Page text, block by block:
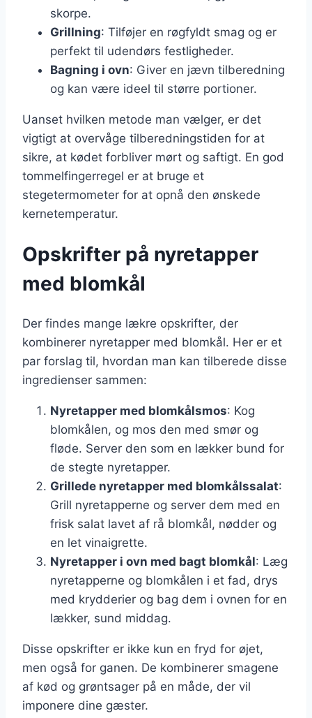
skorpe.
Grillning: Tilføjer en røgfyldt smag og er
perfekt til udendørs festligheder.
Bagning i ovn: Giver en jævn tilberedning
og kan være ideel til større portioner.
Uanset hvilken metode man vælger, er det
vigtigt at overvåge tilberedningstiden for at
sikre, at kødet forbliver mørt og saftigt. En god
tommelfingerregel er at bruge et
stegetermometer for at opnå den ønskede
kernetemperatur.
Opskrifter på nyretapper
med blomkål
Der findes mange lækre opskrifter, der
kombinerer nyretapper med blomkål. Her er et
par forslag til, hvordan man kan tilberede disse
ingredienser sammen:
Nyretapper med blomkålsmos: Kog
blomkålen, og mos den med smør og
fløde. Server den som en lækker bund for
de stegte nyretapper.
Grillede nyretapper med blomkålssalat:
Grill nyretapperne og server dem med en
frisk salat lavet af rå blomkål, nødder og
en let vinaigrette.
Nyretapper i ovn med bagt blomkål: Læg
nyretapperne og blomkålen i et fad, drys
med krydderier og bag dem i ovnen for en
lækker, sund middag.
Disse opskrifter er ikke kun en fryd for øjet,
men også for ganen. De kombinerer smagene
af kød og grøntsager på en måde, der vil
imponere dine gæster.